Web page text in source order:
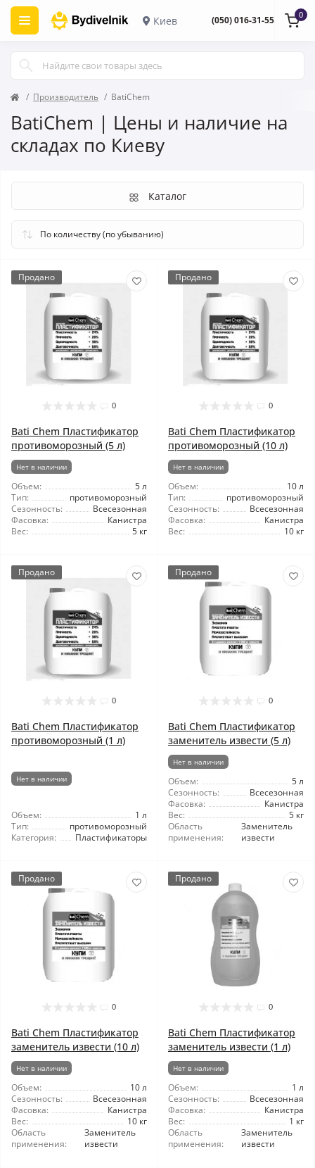
Киев (050) 016-31-55 0
Производитель BatiChem
BatiChem | Цены и наличие на
складах по Киеву
Каталог
Продано
0
Bati Chem Пластификатор
противоморозный (5 л)
Нет в наличии
Объем:
5 л
Тип:
противоморозный
Сезонность:
Всесезонная
Фасовка:
Канистра
Вес:
5 кг
Продано
0
Bati Chem Пластификатор
противоморозный (10 л)
Нет в наличии
Объем:
10 л
Тип:
противоморозный
Сезонность:
Всесезонная
Фасовка:
Канистра
Вес:
10 кг
Продано
0
Bati Chem Пластификатор
противоморозный (1 л)
Нет в наличии
Объем:
1 л
Тип:
противоморозный
Категория:
Пластификаторы
Продано
0
Bati Chem Пластификатор
заменитель извести (5 л)
Нет в наличии
Объем:
5 л
Сезонность:
Всесезонная
Фасовка:
Канистра
Вес:
5 кг
Область
применения:
Заменитель
извести
Продано
0
Bati Chem Пластификатор
заменитель извести (10 л)
Нет в наличии
Объем:
10 л
Сезонность:
Всесезонная
Фасовка:
Канистра
Вес:
10 кг
Область
применения:
Заменитель
извести
Продано
0
Bati Chem Пластификатор
заменитель извести (1 л)
Нет в наличии
Объем:
1 л
Сезонность:
Всесезонная
Фасовка:
Канистра
Вес:
1 кг
Область
применения:
Заменитель
извести